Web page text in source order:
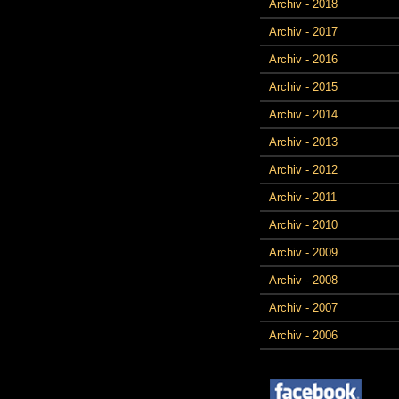
Archiv - 2018
Archiv - 2017
Archiv - 2016
Archiv - 2015
Archiv - 2014
Archiv - 2013
Archiv - 2012
Archiv - 2011
Archiv - 2010
Archiv - 2009
Archiv - 2008
Archiv - 2007
Archiv - 2006